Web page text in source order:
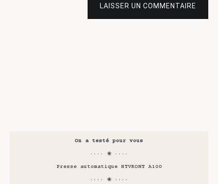
LAISSER UN COMMENTAIRE
On a testé pour vous
···· ❀ ····
Presse automatique HTVRONT A100
···· ❀ ····